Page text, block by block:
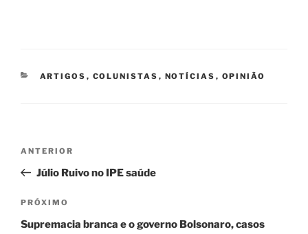
CATEGORIAS
ARTIGOS , COLUNISTAS , NOTÍCIAS , OPINIÃO
Post
Post
anterior
ANTERIOR
Júlio Ruivo no IPE saúde
Próximo
post
PRÓXIMO
Supremacia branca e o governo Bolsonaro, casos